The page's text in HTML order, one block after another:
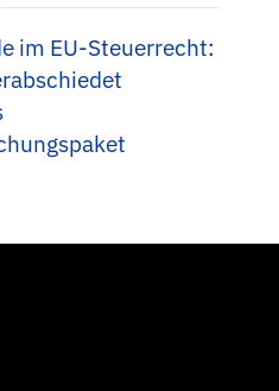
im EU-Steuerrecht: